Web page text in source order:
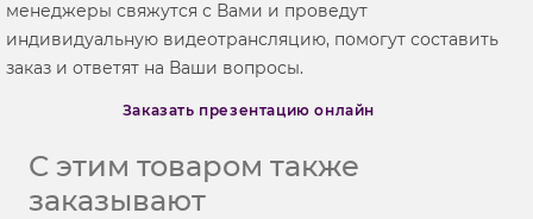
менеджеры свяжутся с Вами и проведут
индивидуальную видеотрансляцию, помогут составить
заказ и ответят на Ваши вопросы.
Заказать презентацию онлайн
С этим товаром также
заказывают